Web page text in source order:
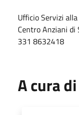
Ufficio Servizi
Centro Anziani di
331 8632418
A cura di